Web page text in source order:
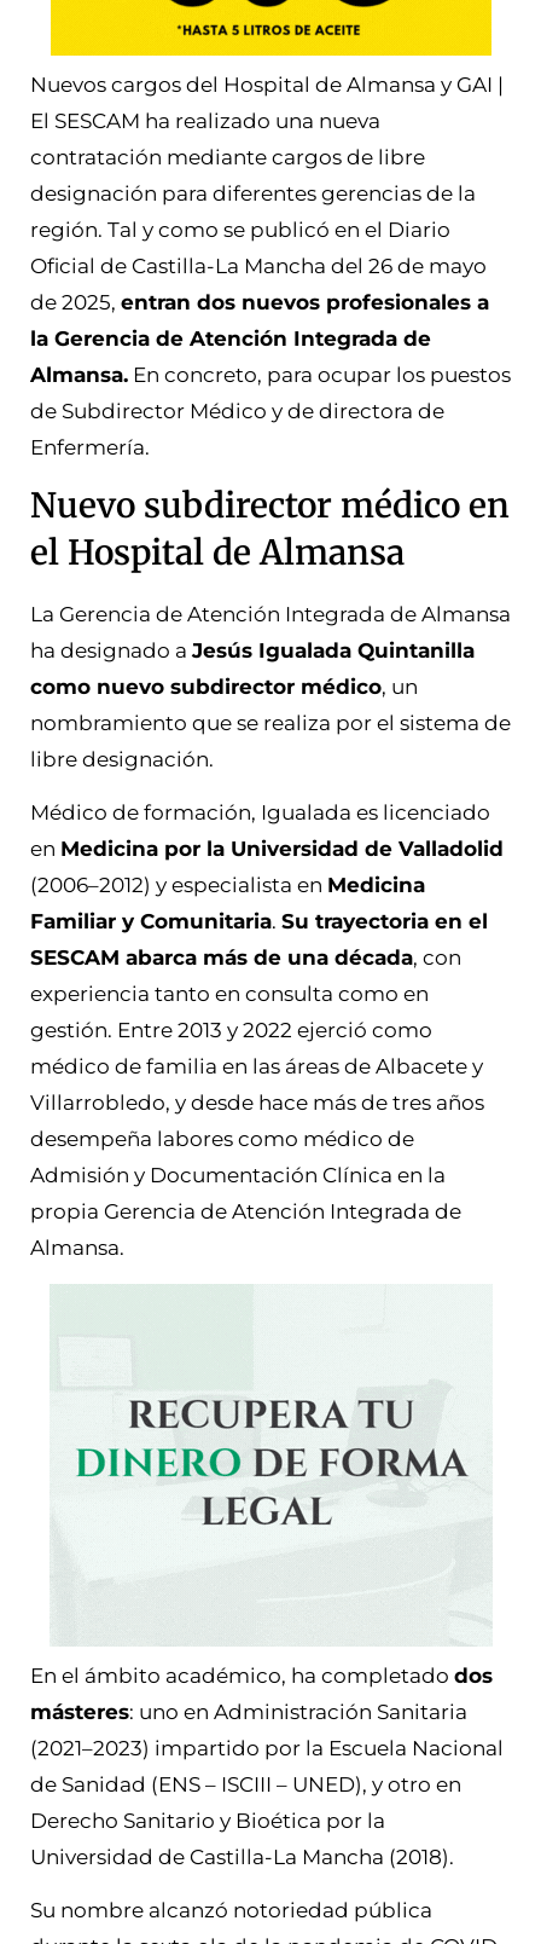
Nuevos cargos del Hospital de Almansa y GAI |
El SESCAM ha realizado una nueva
contratación mediante cargos de libre
designación para diferentes gerencias de la
región. Tal y como se publicó en el Diario
Oficial de Castilla-La Mancha del 26 de mayo
de 2025, entran dos nuevos profesionales a
la Gerencia de Atención Integrada de
Almansa. En concreto, para ocupar los puestos
de Subdirector Médico y de directora de
Enfermería.
Nuevo subdirector médico en
el Hospital de Almansa
La Gerencia de Atención Integrada de Almansa
ha designado a Jesús Igualada Quintanilla
como nuevo subdirector médico, un
nombramiento que se realiza por el sistema de
libre designación.
Médico de formación, Igualada es licenciado
en Medicina por la Universidad de Valladolid
(2006–2012) y especialista en Medicina
Familiar y Comunitaria. Su trayectoria en el
SESCAM abarca más de una década, con
experiencia tanto en consulta como en
gestión. Entre 2013 y 2022 ejerció como
médico de familia en las áreas de Albacete y
Villarrobledo, y desde hace más de tres años
desempeña labores como médico de
Admisión y Documentación Clínica en la
propia Gerencia de Atención Integrada de
Almansa.
En el ámbito académico, ha completado dos
másteres: uno en Administración Sanitaria
(2021–2023) impartido por la Escuela Nacional
de Sanidad (ENS – ISCIII – UNED), y otro en
Derecho Sanitario y Bioética por la
Universidad de Castilla-La Mancha (2018).
Su nombre alcanzó notoriedad pública